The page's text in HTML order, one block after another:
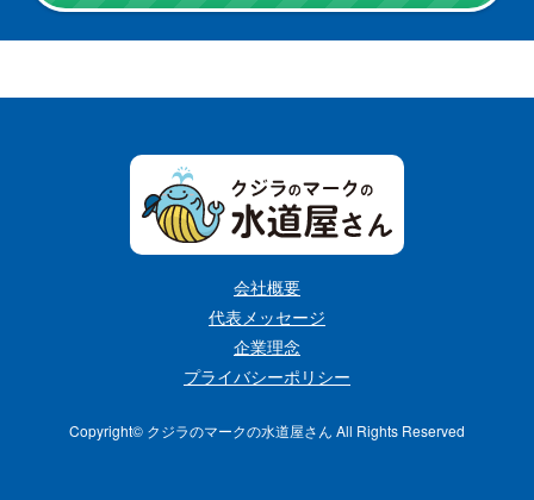
会社概要
代表メッセージ
企業理念
プライバシーポリシー
Copyright©︎ クジラのマークの水道屋さん All Rights Reserved